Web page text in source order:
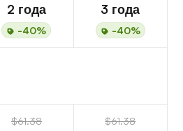
2 года
-40%
3 года
-40%
$61.38 $61.38